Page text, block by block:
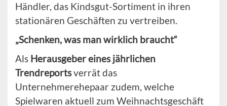
Händler, das Kindsgut-Sortiment in ihren
stationären Geschäften zu vertreiben.
„Schenken, was man wirklich braucht“
Als Herausgeber eines jährlichen
Trendreportsverrät das
Unternehmerehepaar zudem, welche
Spielwaren aktuell zum Weihnachtsgeschäft